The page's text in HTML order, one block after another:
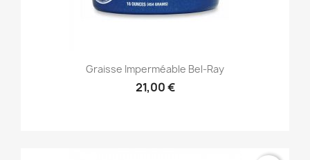
Graisse Imperméable Bel-Ray
21,00 €